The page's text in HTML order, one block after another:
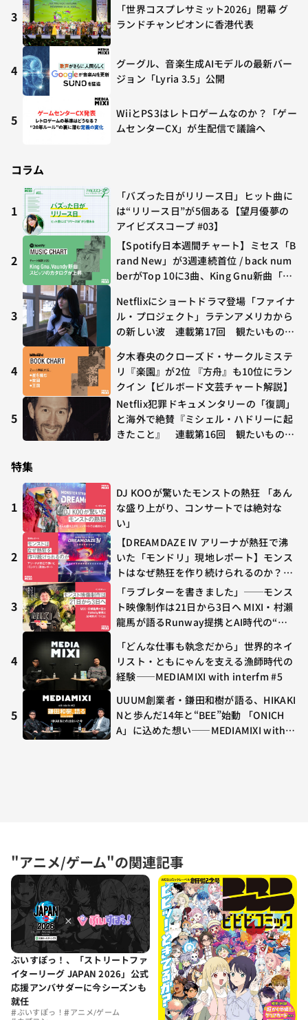
"アニメ/ゲーム"の関連記事
ぶいすぽっ！、「ストリートファ
イターリーグ JAPAN 2026」公式
応援アンバサダーに今シーズンも
就任
#ぶいすぽっ！#アニメ/ゲーム
3
「世界コスプレサミット2026」閉幕 グ
ランドチャンピオンに香港代表
4
グーグル、音楽生成AIモデルの最新バー
ジョン「Lyria 3.5」公開
5
WiiとPS3はレトロゲームなのか？「ゲー
ムセンターCX」が生配信で議論へ
コラム
1
「バズった日がリリース日」ヒット曲に
は“リリース日”が5個ある【望月優夢の
アイビズスコープ #03】
2
【Spotify日本週間チャート】ミセス「B
rand New」が3週連続首位 / back num
berがTop 10に3曲、King Gnu新曲「G
年7/24〜7/30
3
Netflixにショートドラマ登場「ファイナ
ル・プロジェクト」ラテンアメリカから
の新しい波 連載第17回 観たいものが
4
夕木春央のクローズド・サークルミステ
リ『楽園』が2位 『方舟』も10位にラン
クイン【ビルボード文芸チャート解説】
5
Netflix犯罪ドキュメンタリーの「復調」
と海外で絶賛『ミシェル・ハドリーに起
きたこと』 連載第16回 観たいものが
特集
1
DJ KOOが驚いたモンストの熱狂 「あん
な盛り上がり、コンサートでは絶対な
い」
2
【DREAMDAZE Ⅳ アリーナが熱狂で沸
いた「モンドリ」現地レポート】モンス
トはなぜ熱狂を作り続けられるのか？コ
ラボ初の“真獣神化”やDJ KOO、てつ
や、兎田ぺこら、壱百満天原サロメらも
集結
3
「ラブレターを書きました」──モンス
ト映像制作は21日から3日へ MIXI・村瀨
龍馬が語るRunway提携とAI時代の“つ
4
「どんな仕事も執念だから」世界的ネイ
リスト・ともにゃんを支える漁師時代の
経験——MEDIAMIXI with interfm #5
5
UUUM創業者・鎌田和樹が語る、HIKAKI
Nと歩んだ14年と“BEE”始動 「ONICH
A」に込めた想い——MEDIAMIXI with in